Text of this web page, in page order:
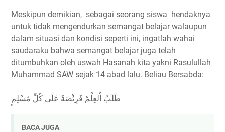
Meskipun demikian, sebagai seorang siswa hendaknya
untuk tidak mengendurkan semangat belajar walaupun
dalam situasi dan kondisi seperti ini, ingatlah wahai
saudaraku bahwa semangat belajar juga telah
ditumbuhkan oleh uswah Hasanah kita yakni Rasulullah
Muhammad SAW sejak 14 abad lalu. Beliau Bersabda:
طَلَبُ اْلعِلْمْ فَرِثْضَةٌ عَلَى كُلِّ مُسْلِمٍ
BACA JUGA